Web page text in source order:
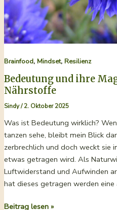
Brainfood, Mindset, Resilienz
Bedeutung und ihre
Nährstoffe
Sindy/2. Oktober 2025
Was ist Bedeutung wirklich?
tanzen sehe, bleibt mein Blick
zerbrechlich und doch weckt sie
etwas getragen wird. Als
Luftwiderstand und Aufwinden
hat dieses getragen werden
Bedeutung
Beitrag lesen »